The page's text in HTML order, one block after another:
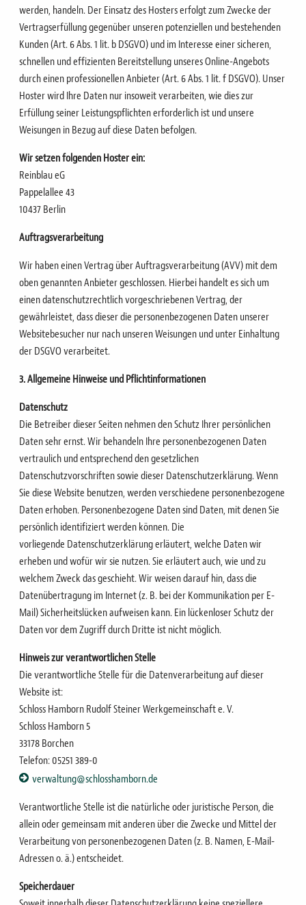
werden, handeln. Der Einsatz des Hosters erfolgt zum Zwecke der
Vertragserfüllung gegenüber unseren potenziellen und bestehenden
Kunden (Art. 6 Abs. 1 lit. b DSGVO) und im Interesse einer sicheren,
schnellen und effizientenBereitstellung unseres Online-Angebots
durch einen professionellen Anbieter (Art. 6 Abs. 1 lit. f DSGVO). Unser
Hoster wird Ihre Daten nur insoweit verarbeiten, wie dies zur
Erfüllung seiner Leistungspflichtenerforderlich ist und unsere
Weisungen in Bezug auf diese Daten befolgen.
Wir setzen folgenden Hoster ein:
Reinblau eG
Pappelallee 43
10437 Berlin
Auftragsverarbeitung
Wir haben einen Vertrag über Auftragsverarbeitung (AVV) mit dem
oben genannten Anbieter geschlossen. Hierbei handelt es sich um
einen datenschutzrechtlich vorgeschriebenen Vertrag, der
gewährleistet, dassdieser die personenbezogenen Daten unserer
Websitebesucher nur nach unseren Weisungen und unterEinhaltung
der DSGVO verarbeitet.
3. Allgemeine Hinweise und Pflichtinformationen
Datenschutz
Die Betreiber dieser Seiten nehmen den Schutz Ihrer persönlichen
Daten sehr ernst. Wir behandeln Ihre personenbezogenen Daten
vertraulich und entsprechend den gesetzlichen
Datenschutzvorschriften sowie dieser Datenschutzerklärung. Wenn
Sie diese Website benutzen, werden verschiedene personenbezogene
Daten erhoben. Personenbezogene Daten sind Daten, mit denen Sie
persönlich identifiziert werden können. Die
vorliegende Datenschutzerklärung erläutert, welche Daten wir
erheben und wofür wir sie nutzen. Sie erläutert auch, wie und zu
welchem Zweck das geschieht. Wir weisen darauf hin, dass die
Datenübertragung im Internet (z. B. bei der Kommunikation per E-
Mail)Sicherheitslücken aufweisen kann. Ein lückenloser Schutz der
Daten vor dem Zugriff durch Dritte ist nicht möglich.
Hinweis zur verantwortlichen Stelle
Die verantwortliche Stelle für die Datenverarbeitung auf dieser
Website ist:
Schloss Hamborn Rudolf Steiner Werkgemeinschaft e. V.
Schloss Hamborn 5
33178 Borchen
Telefon: 05251 389-0
verwaltung@schlosshamborn.de
Verantwortliche Stelle ist die natürliche oder juristische Person, die
allein oder gemeinsam mit anderen überdie Zwecke und Mittel der
Verarbeitung von personenbezogenen Daten (z. B. Namen, E-Mail-
Adressen o. ä.)entscheidet.
Speicherdauer